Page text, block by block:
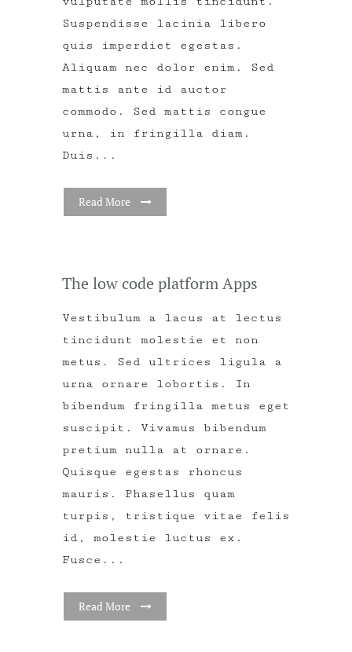
Suspendisse lacinia libero
quis imperdiet egestas.
Aliquam nec dolor enim. Sed
mattis ante id auctor
commodo. Sed mattis congue
urna, in fringilla diam.
Duis...
Read More
The low code platform Apps
Vestibulum a lacus at lectus
tincidunt molestie et non
metus. Sed ultrices ligula a
urna ornare lobortis. In
bibendum fringilla metus eget
suscipit. Vivamus bibendum
pretium nulla at ornare.
Quisque egestas rhoncus
mauris. Phasellus quam
turpis, tristique vitae felis
id, molestie luctus ex.
Fusce...
Read More